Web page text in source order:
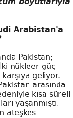
boyutlarıyla
Arabistan'a
Pakistan;
nükleer güç
geliyor.
arasında
kısa süreli
yaşanmıştı.
ateşkes